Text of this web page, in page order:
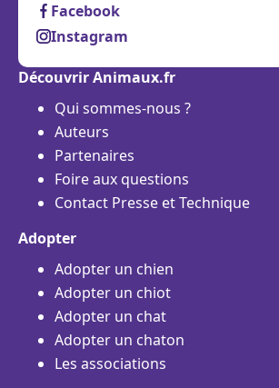
Facebook
Instagram
Découvrir Animaux.fr
Qui sommes-nous ?
Auteurs
Partenaires
Foire aux questions
Contact Presse et Technique
Adopter
Adopter un chien
Adopter un chiot
Adopter un chat
Adopter un chaton
Les associations